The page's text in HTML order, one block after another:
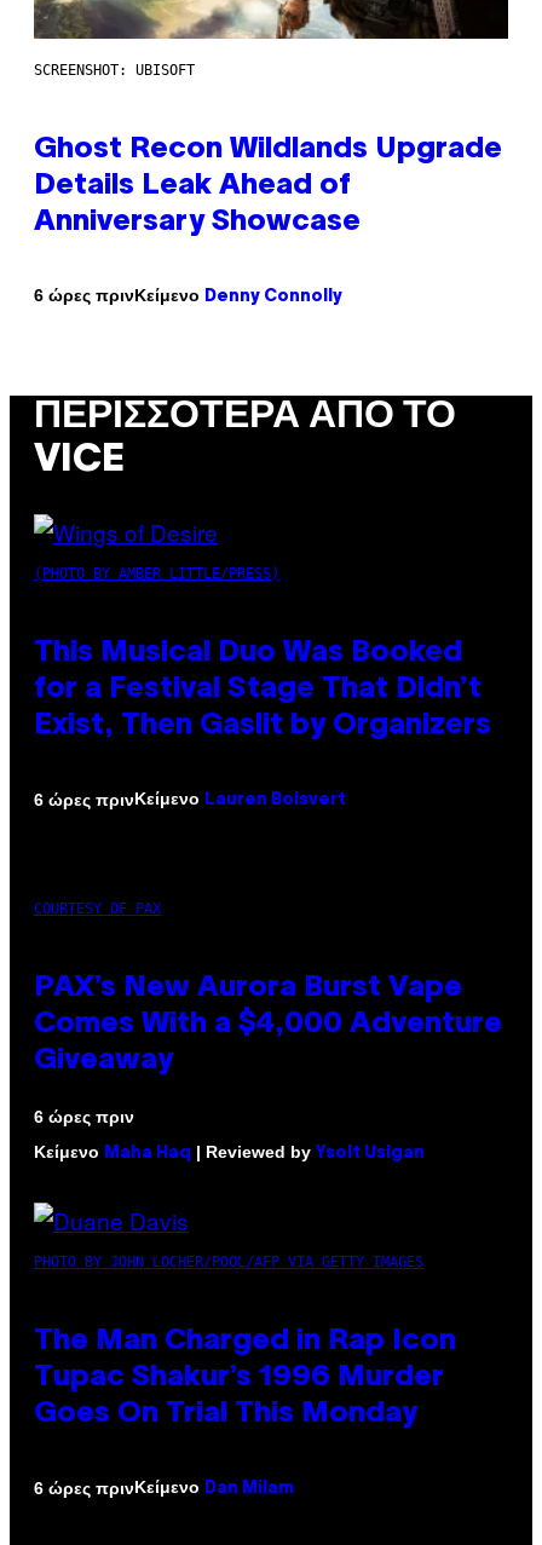
SCREENSHOT: UBISOFT
Ghost Recon Wildlands Upgrade
Details Leak Ahead of
Anniversary Showcase
6 ώρες πρινΚείμενο Denny Connolly
ΠΕΡΙΣΣΌΤΕΡΑ ΑΠΌ ΤΟ
VICE
(PHOTO BY AMBER LITTLE/PRESS)
This Musical Duo Was Booked
for a Festival Stage That Didn’t
Exist, Then Gaslit by Organizers
6 ώρες πρινΚείμενο Lauren Boisvert
COURTESY OF PAX
PAX’s New Aurora Burst Vape
Comes With a $4,000 Adventure
Giveaway
6 ώρες πριν
Κείμενο
Maha Haq | Reviewed by Ysolt Usigan
PHOTO BY JOHN LOCHER/POOL/AFP VIA GETTY IMAGES
The Man Charged in Rap Icon
Tupac Shakur’s 1996 Murder
Goes On Trial This Monday
6 ώρες πρινΚείμενο Dan Milam